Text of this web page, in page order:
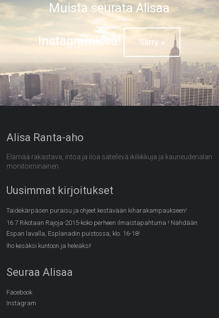
Muista seurata Alisaa
Instagramissa! Siirry »
Alisa Ranta-aho
Elämää rakastava, intoa ja iloa säteilevä ikiliikkuja ja kauneudenalan
monitoiminainen.
Uusimmat kirjoitukset
Taidekärpäsen puraisu ja ohjeet kestävään kiharakampaukseen!
16.7 Rikotaan Rajoja-2015-koko perheen ilmaistapahtuma ! Nähdään
Espan lavalla, Esplanadin puistossa, klo. 16-18!
Iho kesäksi kuntoon ja heleäksi!
Seuraa Alisaa
Facebook
Instagram